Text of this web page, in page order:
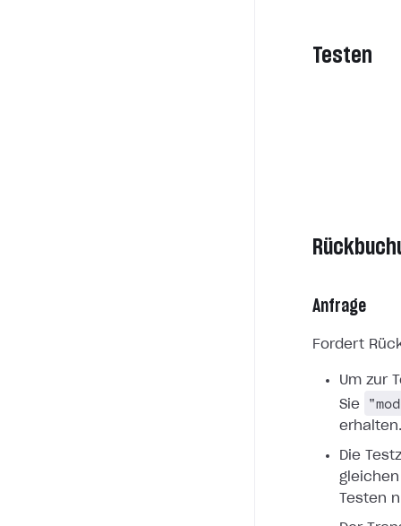
Testen
Anfrage
Fordert
Um zur
Sie
erhalten.
Die
Testen